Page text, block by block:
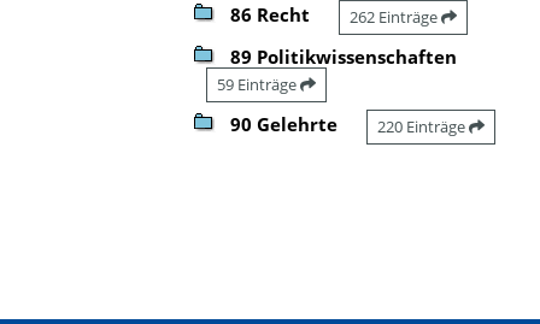
86 Recht 262 Einträge
89 Politikwissenschaften
59 Einträge
90 Gelehrte 220 Einträge